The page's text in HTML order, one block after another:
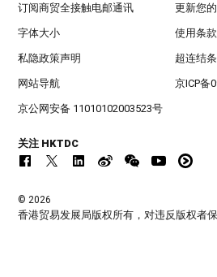
订阅商贸全接触电邮通讯 更新您
字体大小 使用条款
私隐政策声明 超连结
网站导航 京ICP备
京公网安备 11010102003523号
关注 HKTDC
© 2026
香港贸易发展局版权所有，对违反版权者